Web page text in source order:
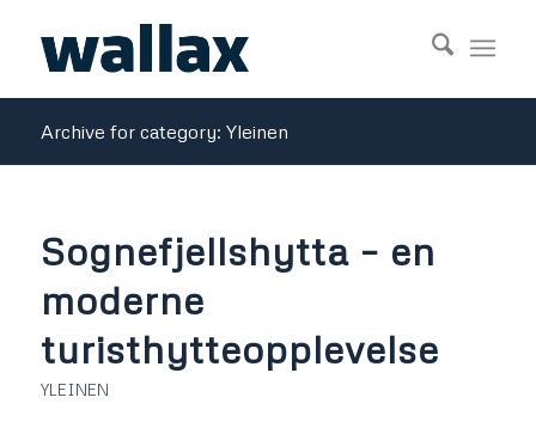
Archive for category: Yleinen
Sognefjellshytta – en
moderne
turisthytteopplevelse
YLEINEN